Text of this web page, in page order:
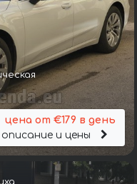
цена от €179 в день
описание и цены